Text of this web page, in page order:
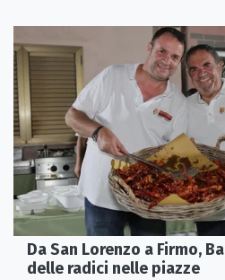
Da San Lorenzo a Firmo,
delle radici nelle piazze